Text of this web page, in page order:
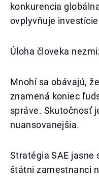
konkurencia
ovplyvňuje
Úloha človeka
Mnohí sa obávajú,
znamená koniec
správe. Skutočnosť
nuansovanejšia.
Stratégia SAE jasne
štátni zamestnanci